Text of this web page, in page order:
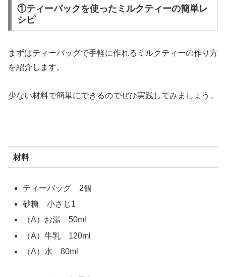
①ティーバックを使ったミルクティーの簡単レ
シピ
まずはティーバッグで手軽に作れるミルクティーの作り方
を紹介します。
少ない材料で簡単にできるのでぜひ実践してみましょう。
材料
ティーバッグ 2個
砂糖 小さじ1
（A）お湯 50ml
（A）牛乳 120ml
（A）水 80ml